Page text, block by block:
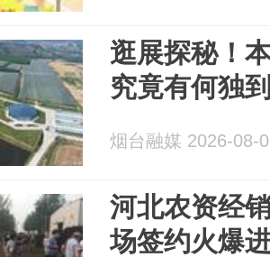
逛展探秘！
究竟有何独
烟台融媒 2026-08-
河北农资经
场签约火爆